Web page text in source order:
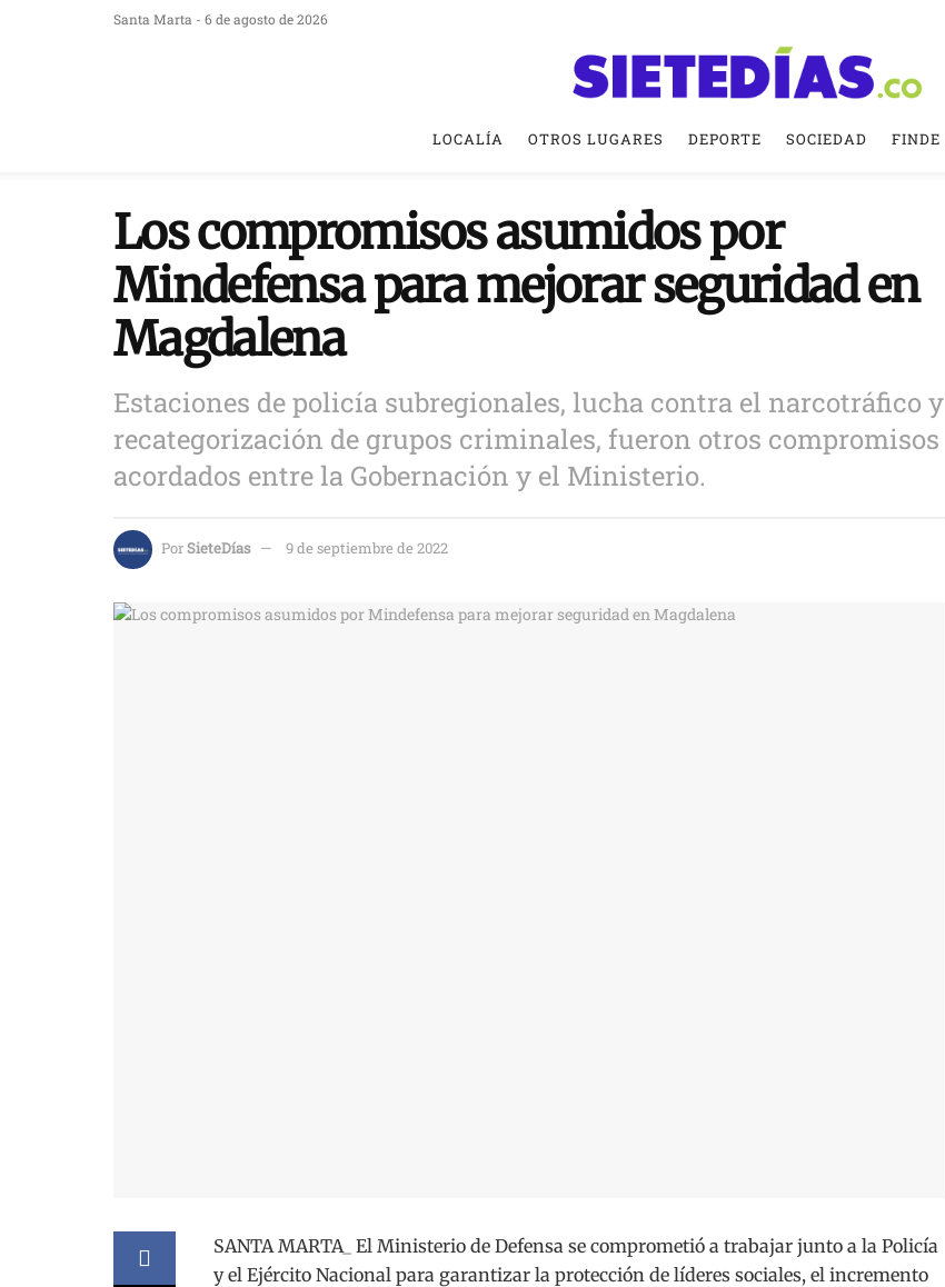
Santa Marta - 6 de agosto de 2026
LOCALÍA OTROS LUGARES DEPORTE SOCIEDAD FINDE
Los compromisos asumidos por
Mindefensa para mejorar seguridad en
Magdalena
Estaciones de policía subregionales, lucha contra el narcotráfico y
recategorización de grupos criminales, fueron otros compromisos
acordados entre la Gobernación y el Ministerio.
PorSieteDías 9 de septiembre de 2022
SANTA MARTA_ El Ministerio de Defensa se comprometió a trabajar junto a la Policía
y el Ejército Nacional para garantizar la protección de líderes sociales, el incremento